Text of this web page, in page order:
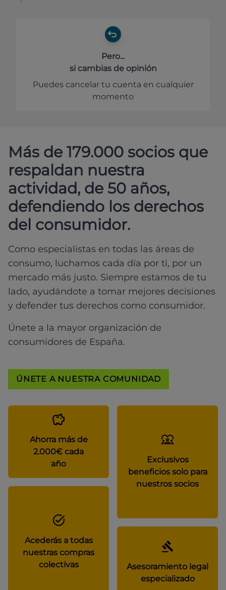
Pero...
si cambias de opinión
Puedes cancelar tu cuenta en cualquier
momento
Más de 179.000 socios que
respaldan nuestra
actividad, de 50 años,
defendiendo los derechos
del consumidor.
Como especialistas en todas las áreas de
consumo, luchamos cada día por ti, por un
mercado más justo. Siempre estamos de tu
lado, ayudándote a tomar mejores decisiones
y defender tus derechos como consumidor.
Únete a la mayor organización de
consumidores de España.
ÚNETE A NUESTRA COMUNIDAD
Ahorra más de
2.000€ cada
año
Exclusivos
beneficios solo para
nuestros socios
Acederás a todas
nuestras compras
colectivas
Asesoramiento legal
especializado